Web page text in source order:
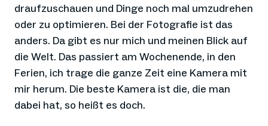
draufzuschauen und Dinge noch mal umzudrehen
oder zu optimieren. Bei der Fotografie ist das
anders. Da gibt es nur mich und meinen Blick auf
die Welt. Das passiert am Wochenende, in den
Ferien, ich trage die ganze Zeit eine Kamera mit
mir herum. Die beste Kamera ist die, die man
dabei hat, so heißt es doch.